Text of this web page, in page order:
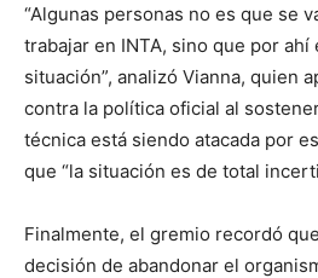
“Algunas personas no es que se
trabajar en INTA, sino que por ahí
situación”, analizó Vianna, quien
contra la política oficial al
técnica está siendo atacada por
que “la situación es de total
Finalmente, el gremio recordó
decisión de abandonar el